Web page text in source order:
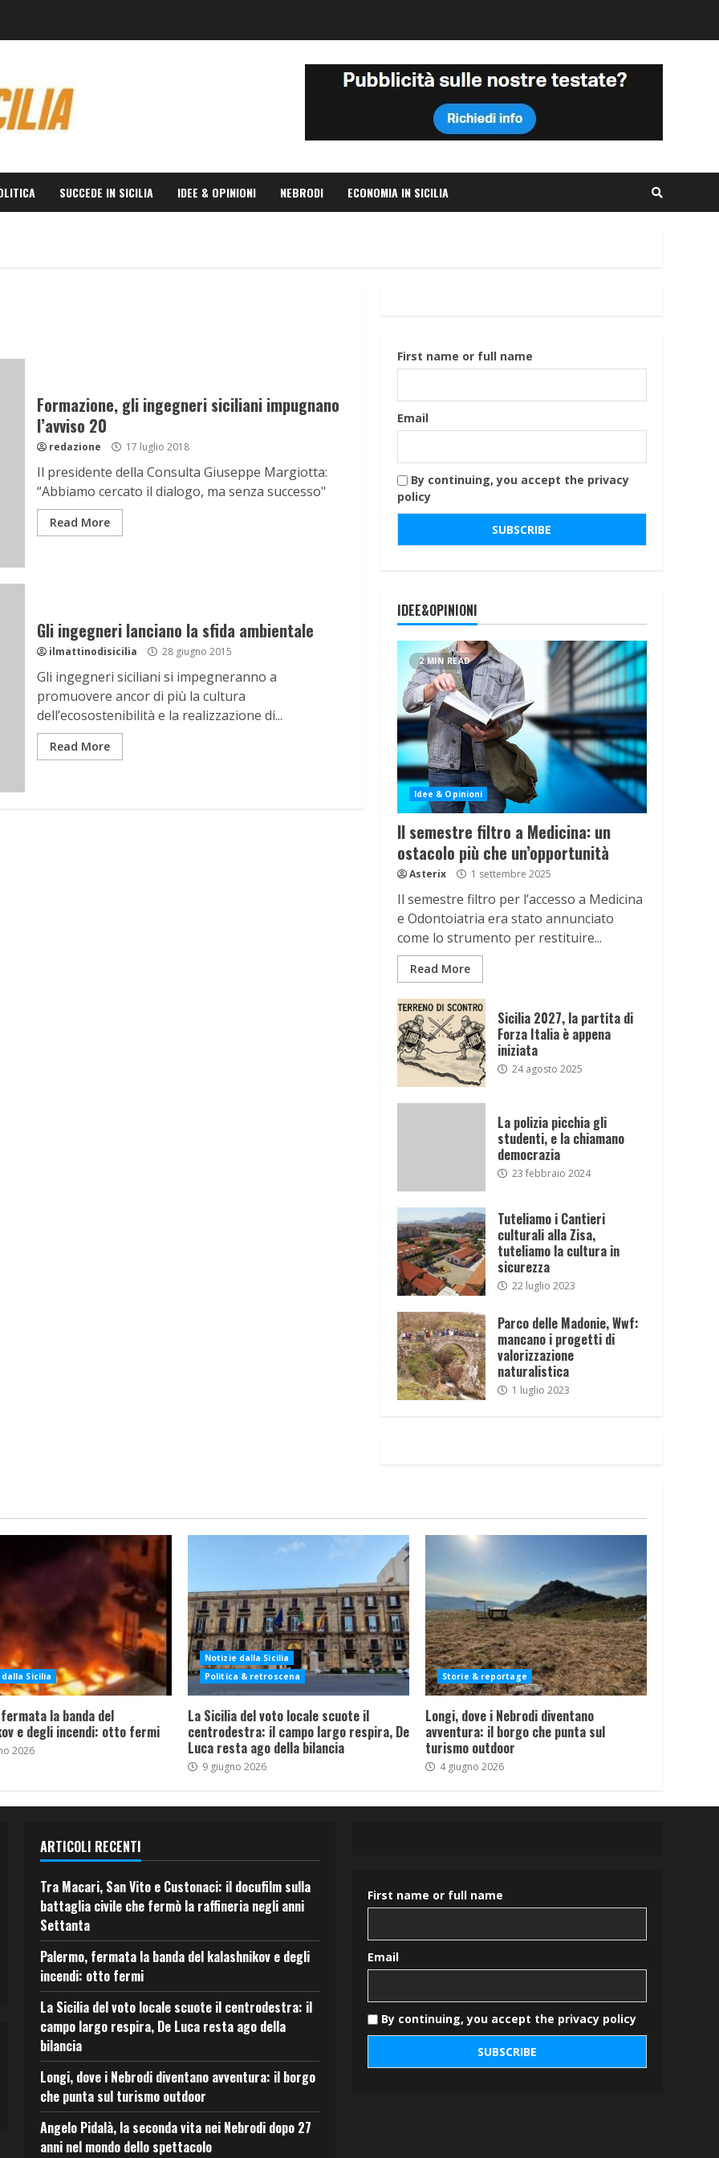
SUCCEDE IN SICILIA IDEE & OPINIONI NEBRODI ECONOMIA IN SICILIA
Formazione, gli ingegneri siciliani impugnano
l’avviso 20
redazione 17 luglio 2018
Il presidente della Consulta Giuseppe Margiotta:
“Abbiamo cercato il dialogo, ma senza successo"
Read More
Gli ingegneri lanciano la sfida ambientale
ilmattinodisicilia 28 giugno 2015
Gli ingegneri siciliani si impegneranno a
promuovere ancor di più la cultura
dell’ecosostenibilità e la realizzazione di...
Read More
First name or full name
Email
By continuing, you accept the privacy
policy
IDEE&OPINIONI
2 MIN READ
Idee & Opinioni
Il semestre filtro a Medicina: un
ostacolo più che un’opportunità
Asterix 1 settembre 2025
Il semestre filtro per l’accesso a Medicina
e Odontoiatria era stato annunciato
come lo strumento per restituire...
Read More
Sicilia 2027, la partita di
Forza Italia è appena
iniziata
24 agosto 2025
La polizia picchia gli
studenti, e la chiamano
democrazia
23 febbraio 2024
Tuteliamo i Cantieri
culturali alla Zisa,
tuteliamo la cultura in
sicurezza
22 luglio 2023
Parco delle Madonie, Wwf:
mancano i progetti di
valorizzazione
naturalistica
1 luglio 2023
Sicilia
la banda del
e degli incendi: otto fermi
2026
Notizie dalla Sicilia
Politica & retroscena
La Sicilia del voto locale scuote il
centrodestra: il campo largo respira, De
Luca resta ago della bilancia
9 giugno 2026
Storie & reportage
Longi, dove i Nebrodi diventano
avventura: il borgo che punta sul
turismo outdoor
4 giugno 2026
ARTICOLI RECENTI
Tra Macari, San Vito e Custonaci: il docufilm sulla
battaglia civile che fermò la raffineria negli anni
Settanta
Palermo, fermata la banda del kalashnikov e degli
incendi: otto fermi
La Sicilia del voto locale scuote il centrodestra: il
campo largo respira, De Luca resta ago della
bilancia
Longi, dove i Nebrodi diventano avventura: il borgo
che punta sul turismo outdoor
Angelo Pidalà, la seconda vita nei Nebrodi dopo 27
anni nel mondo dello spettacolo
First name or full name
Email
By continuing, you accept the privacy policy